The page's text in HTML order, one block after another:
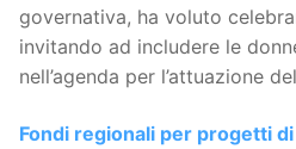
governativa, ha voluto
invitando ad includere le
nell’agenda per l’attuazione
Fondi regionali per progetti